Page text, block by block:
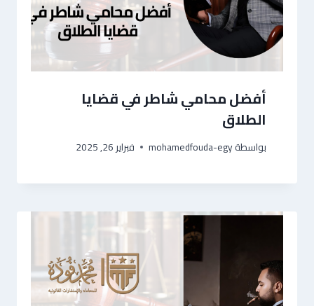
أفضل محامي شاطر في قضايا
الطلاق
بواسطةmohamedfouda-egy فبراير 26, 2025